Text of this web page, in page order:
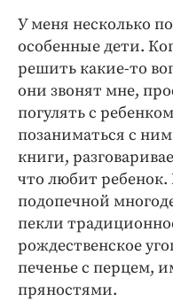
У меня несколько
особенные дети.
решить какие-то
они звонят мне,
погулять с
позаниматься с
книги,
что любит
подопечной
пекли
рождественское
печенье с перцем,
пряностями.